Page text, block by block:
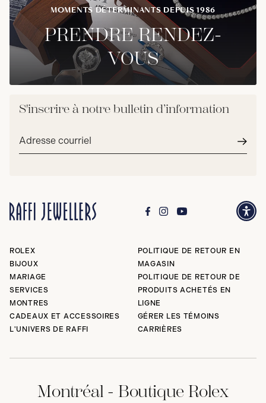
MOMENTS DÉTERMINANTS DEPUIS 1986
PRENDRE RENDEZ-
VOUS
S'inscrire à notre bulletin d’information
Adresse
ROLEX
BIJOUX
MARIAGE
SERVICES
MONTRES
CADEAUX ET ACCESSOIRES
L'UNIVERS DE RAFFI
POLITIQUE DE RETOUR EN
MAGASIN
POLITIQUE DE RETOUR DE
PRODUITS ACHETÉS EN
LIGNE
GÉRER LES TÉMOINS
CARRIÈRES
Montréal - Boutique Rolex